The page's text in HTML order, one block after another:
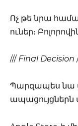
Ոչ թե նրա
ուներ։
/// Final Decision
Պարզապես նա
ապացույցներն